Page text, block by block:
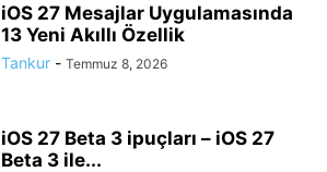
iOS 27 Mesajlar Uygulamasında
13 Yeni Akıllı Özellik
Tankur - Temmuz 8, 2026
iOS 27 Beta 3 ipuçları – iOS 27
Beta 3 ile...